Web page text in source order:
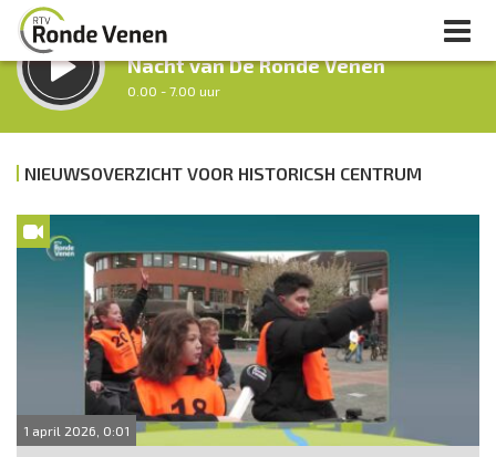
LUISTER LIVE:
Nacht van De Ronde Venen
0.00 - 7.00 uur
Ochtendronde
Vorig uur
Volgend uur
Inklappen
NIEUWSOVERZICHT VOOR HISTORICSH CENTRUM
1 april 2026, 0:01